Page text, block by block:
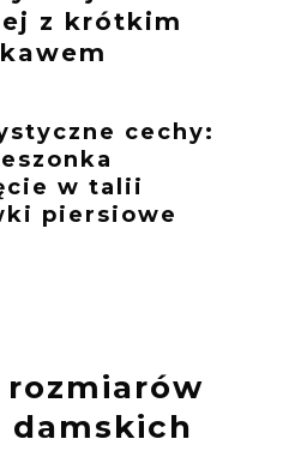
z krótkim
cechy:
w talii
piersiowe
rozmiarów
damskich